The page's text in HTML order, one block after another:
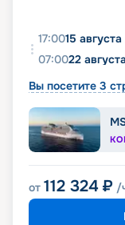
17:0015
07:0022
Вы посетите 3
от 112 324 ₽ /